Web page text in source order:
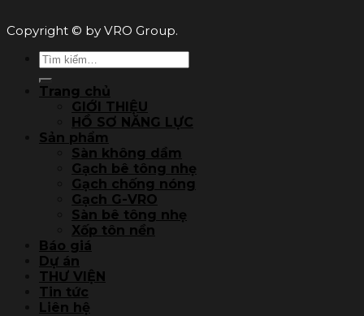
Copyright © by VRO Group.
Tìm
kiếm:
Trang chủ
GIỚI THIỆU
HỒ SƠ NĂNG LỰC
Sản phẩm
Sàn không dầm
Gạch bê tông nhẹ
Gạch chống nóng
Gạch G-VRO
Sàn bê tông nhẹ
Xốp tôn nền
Báo giá
Dự án
THƯ VIỆN
Tin tức
Liên hệ